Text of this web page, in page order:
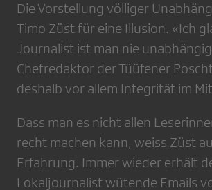
Die Vorstellung völliger
Timo Züst für eine Illusion. «Ich
Journalist ist man nie
Chefredaktor der Tüüfener
deshalb vor allem Integrität im
Dass man es nicht allen
recht machen kann, weiss Züst
Erfahrung. Immer wieder erhält
Lokaljournalist wütende Emails